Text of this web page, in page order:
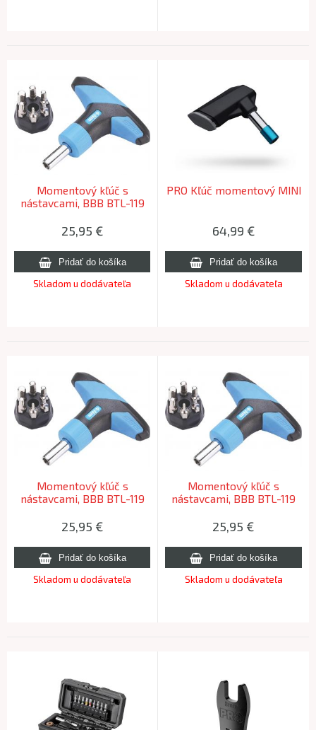
Momentový kľúč s
nástavcami, BBB BTL-119
25,95 €
Skladom u dodávateľa
PRO Kľúč momentový MINI
64,99 €
Skladom u dodávateľa
Momentový kľúč s
nástavcami, BBB BTL-119
25,95 €
Skladom u dodávateľa
Momentový kľúč s
nástavcami, BBB BTL-119
25,95 €
Skladom u dodávateľa